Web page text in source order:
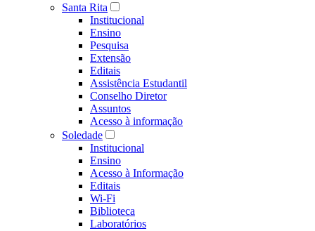
Santa Rita
Institucional
Ensino
Pesquisa
Extensão
Editais
Assistência Estudantil
Conselho Diretor
Assuntos
Acesso à informação
Soledade
Institucional
Ensino
Acesso à Informação
Editais
Wi-Fi
Biblioteca
Laboratórios